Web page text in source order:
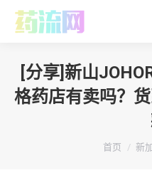
[分享]新山
格药店有卖吗？
你在这里
首页 新